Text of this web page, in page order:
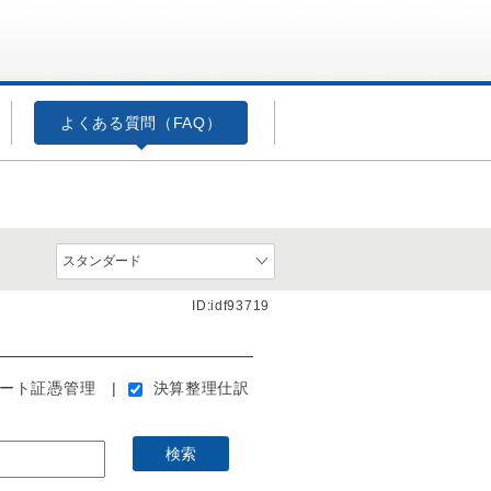
よくある質問（FAQ）
ID:idf93719
ト証憑管理
決算整理仕訳